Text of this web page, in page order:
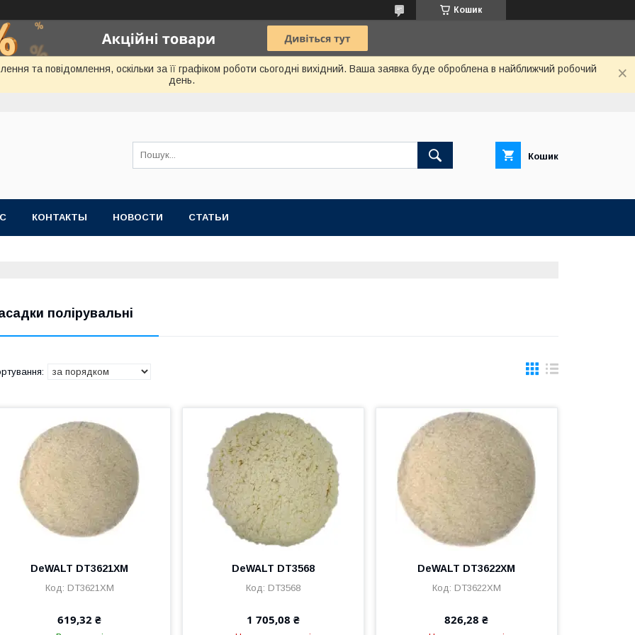
Кошик
та повідомлення, оскільки за її графіком роботи сьогодні вихідний. Ваша заявка буде оброблена в найближчий робочий
день.
Кошик
КОНТАКТЫ НОВОСТИ СТАТЬИ
полірувальні
DeWALT DT3621XM
DT3621XM
619,32 ₴
DeWALT DT3568
DT3568
1 705,08 ₴
DeWALT DT3622XM
DT3622XM
826,28 ₴